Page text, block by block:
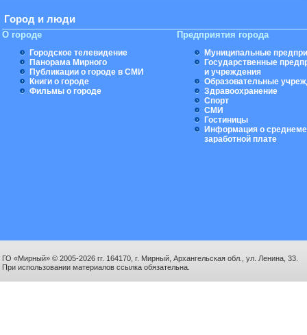
Город и люди
О городе
Городское телевидение
Панорама Мирного
Публикации о городе в СМИ
Книги о городе
Фильмы о городе
Предприятия города
Муниципальные
Государственные
и учреждения
Образовательные
Здравоохранение
Спорт
СМИ
Гостиницы
Информация о
заработной плате
ГО «Мирный» © 2005-2026 гг. 164170, г. Мирный, Архангельская обл., ул. Ленина, 33.
При использовании материалов ссылка обязательна.